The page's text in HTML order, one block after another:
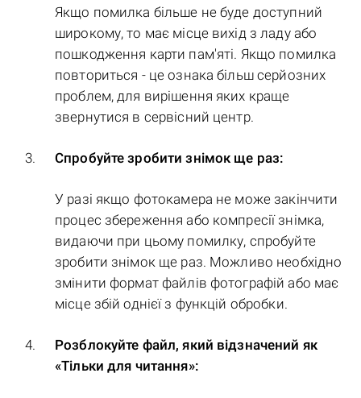
Якщо помилка більше не буде доступний
широкому, то має місце вихід з ладу або
пошкодження карти пам'яті. Якщо помилка
повториться - це ознака більш серйозних
проблем, для вирішення яких краще
звернутися в сервісний центр.
Спробуйте зробити знімок ще раз:
У разі якщо фотокамера не може закінчити
процес збереження або компресії знімка,
видаючи при цьому помилку, спробуйте
зробити знімок ще раз. Можливо необхідно
змінити формат файлів фотографій або має
місце збій однієї з функцій обробки.
Розблокуйте файл, який відзначений як
«Тільки для читання»: